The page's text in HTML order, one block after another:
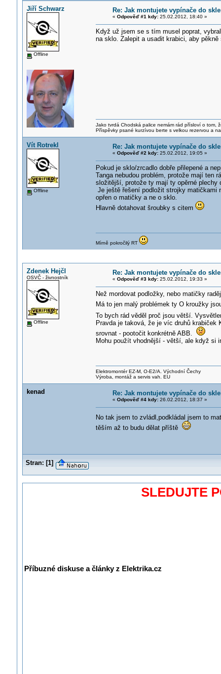
Jiří Schwarz
Offline
Re: Jak montujete vypínače do
« Odpověď #1 kdy:25.02.2012, 18:40 »
Když už jsem se s tím musel poprat,
na sklo. Zalepit a usadit krabici, aby
Jako tvrdá Chodská palice nemám rád přísloví o tom,
Příspěvky psané kurzívou berte s velkou rezervou a
Vít Rotrekl
Offline
Re: Jak montujete vypínače do
« Odpověď #2 kdy:25.02.2012, 19:05 »
Pokud je sklo/zrcadlo dobře přilepené a
Tanga nebudou problém, protože mají ten
složitější, protože ty mají ty opěrné
Je ještě řešení podložit strojky matičkami
opřen o matičky a ne o sklo.
Hlavně dotahovat šroubky s citem
Mírně pokročilý RT
Zdenek Hejčl
OSVČ - živnostník
Offline
Re: Jak montujete vypínače do
« Odpověď #3 kdy:25.02.2012, 19:33 »
Než mordovat podložky, nebo matičky
Má to jen malý problémek ty O kroužky
To bych rád věděl proč jsou větší.
Pravda je taková, že je víc druhů krabiček
srovnat - pootočit konkrétně ABB.
Mohu použít vhodnější - větší, ale když si
Elektromontér EZ-M, O-E2/A. Východní Čechy
Výroba, montáž a servis vah. EU
kenad Re: Jak montujete vypínače do
« Odpověď #4 kdy:26.02.2012, 18:37 »
No tak jsem to zvládl,podkládal jsem to
těším až to budu dělat příště
Stran: [1]
SLEDUJTE
Příbuzné diskuse a články z Elektrika.cz